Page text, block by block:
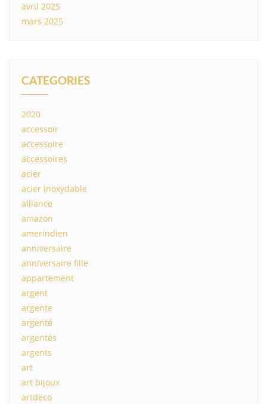
avril 2025
mars 2025
CATEGORIES
2020
accessoir
accessoire
accessoires
acier
acier inoxydable
alliance
amazon
amerindien
anniversaire
anniversaire fille
appartement
argent
argente
argenté
argentés
argents
art
art bijoux
artdeco